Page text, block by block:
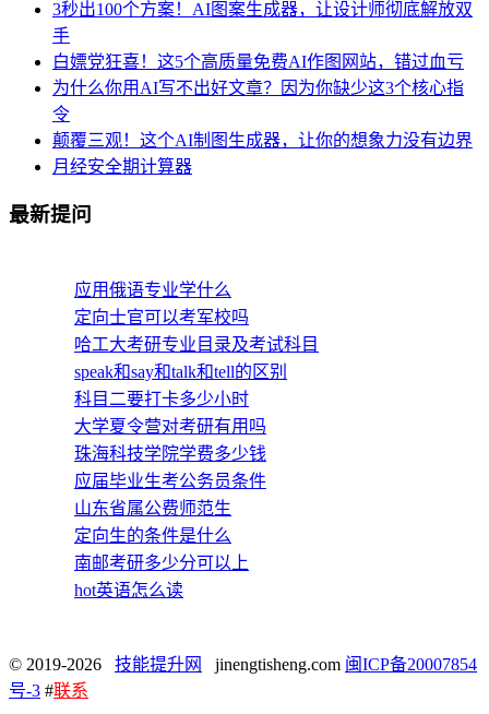
3秒出100个方案！AI图案生成器，让设计师彻底解放双
手
白嫖党狂喜！这5个高质量免费AI作图网站，错过血亏
为什么你用AI写不出好文章？因为你缺少这3个核心指
令
颠覆三观！这个AI制图生成器，让你的想象力没有边界
月经安全期计算器
最新提问
应用俄语专业学什么
定向士官可以考军校吗
哈工大考研专业目录及考试科目
speak和say和talk和tell的区别
科目二要打卡多少小时
大学夏令营对考研有用吗
珠海科技学院学费多少钱
应届毕业生考公务员条件
山东省属公费师范生
定向生的条件是什么
南邮考研多少分可以上
hot英语怎么读
© 2019-2026 技能提升网 jinengtisheng.com 闽ICP备20007854
号-3 #联系